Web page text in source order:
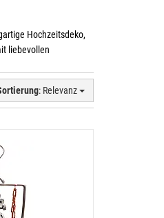
Hochzeitsdeko,
liebevollen
: Relevanz